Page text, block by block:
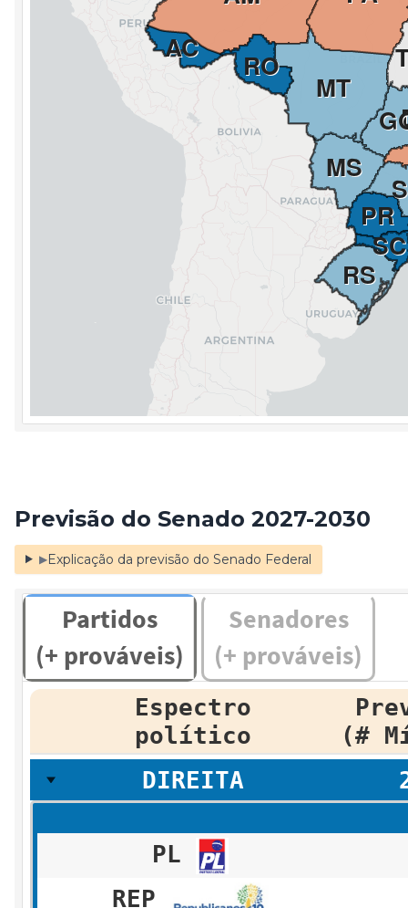
Previsão do Senado 2027-2030
▶Explicação da previsão do Senado Federal